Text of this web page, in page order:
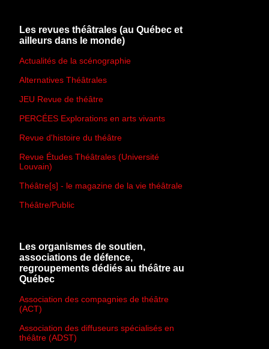
Les revues théâtrales (au Québec et
ailleurs dans le monde)
Actualités de la scénographie
Alternatives Théâtrales
JEU Revue de théâtre
PERCÉES Explorations en arts vivants
Revue d'histoire du théâtre
Revue Études Théâtrales (Université
Louvain)
Théâtre[s] - le magazine de la vie théâtrale
Théâtre/Public
Les organismes de soutien,
associations de défence,
regroupements dédiés au théâtre au
Québec
Association des compagnies de théâtre
(ACT)
Association des diffuseurs spécialisés en
théâtre (ADST)